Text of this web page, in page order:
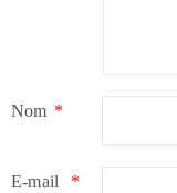
Nom *
E-mail *